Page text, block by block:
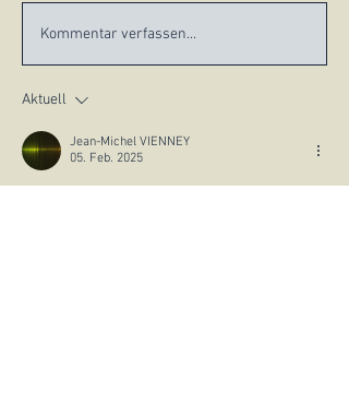
Kommentar verfassen...
Aktuell
Jean-Michel VIENNEY
05. Feb. 2025